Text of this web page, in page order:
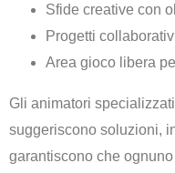
Sfide creative con
Progetti
Area gioco libera
Gli animatori
suggeriscono soluzioni,
garantiscono che